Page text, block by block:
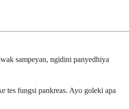
sampeyan, ngidini panyedhiya
tes fungsi pankreas. Ayo goleki apa